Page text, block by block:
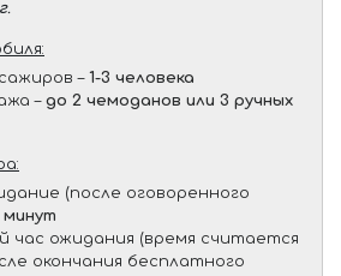
.
– 1-3 человека
– до 2 чемоданов или 3 ручных
(после оговоренного
минут
час ожидания (время считается
окончания бесплатного